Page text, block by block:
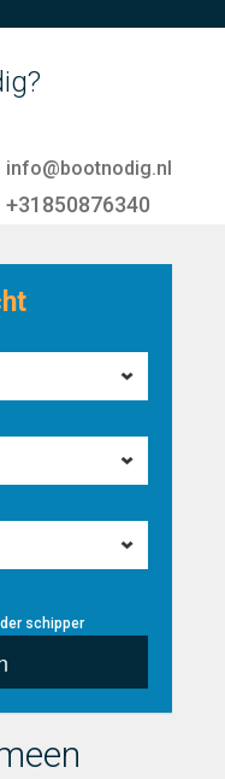
info@bootnodig.nl
+31850876340
schipper